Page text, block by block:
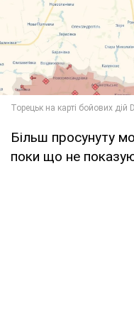
Більш просунуту
поки що не